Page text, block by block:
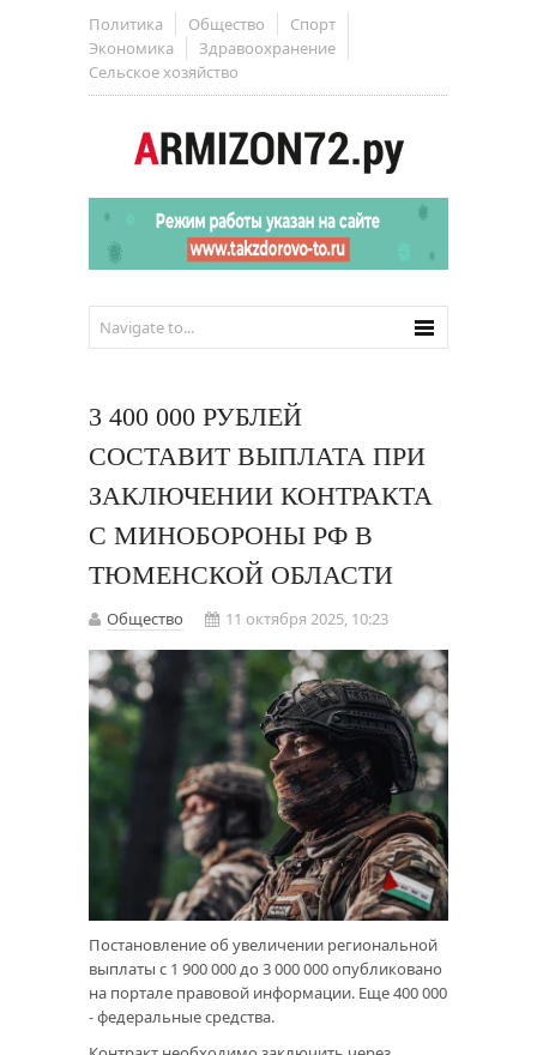
Политика Общество
Спорт
Экономика
Здравоохранение
Сельское хозяйство
3 400 000 РУБЛЕЙ
СОСТАВИТ ВЫПЛАТА ПРИ
ЗАКЛЮЧЕНИИ КОНТРАКТА
С МИНОБОРОНЫ РФ В
ТЮМЕНСКОЙ ОБЛАСТИ
Общество 11 октября 2025, 10:23
Постановление об увеличении региональной
выплаты с 1 900 000 до 3 000 000 опубликовано
на портале правовой информации. Еще 400 000
- федеральные средства.